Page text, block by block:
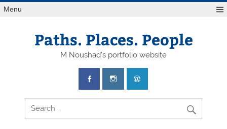
Skip
toMenu
Paths. Places. People
M Noushad's portfolio website